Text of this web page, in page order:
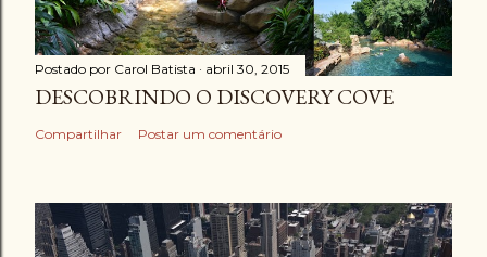
Postado por Carol Batista abril 30, 2015
DESCOBRINDO O DISCOVERY COVE
Compartilhar Postar um comentário